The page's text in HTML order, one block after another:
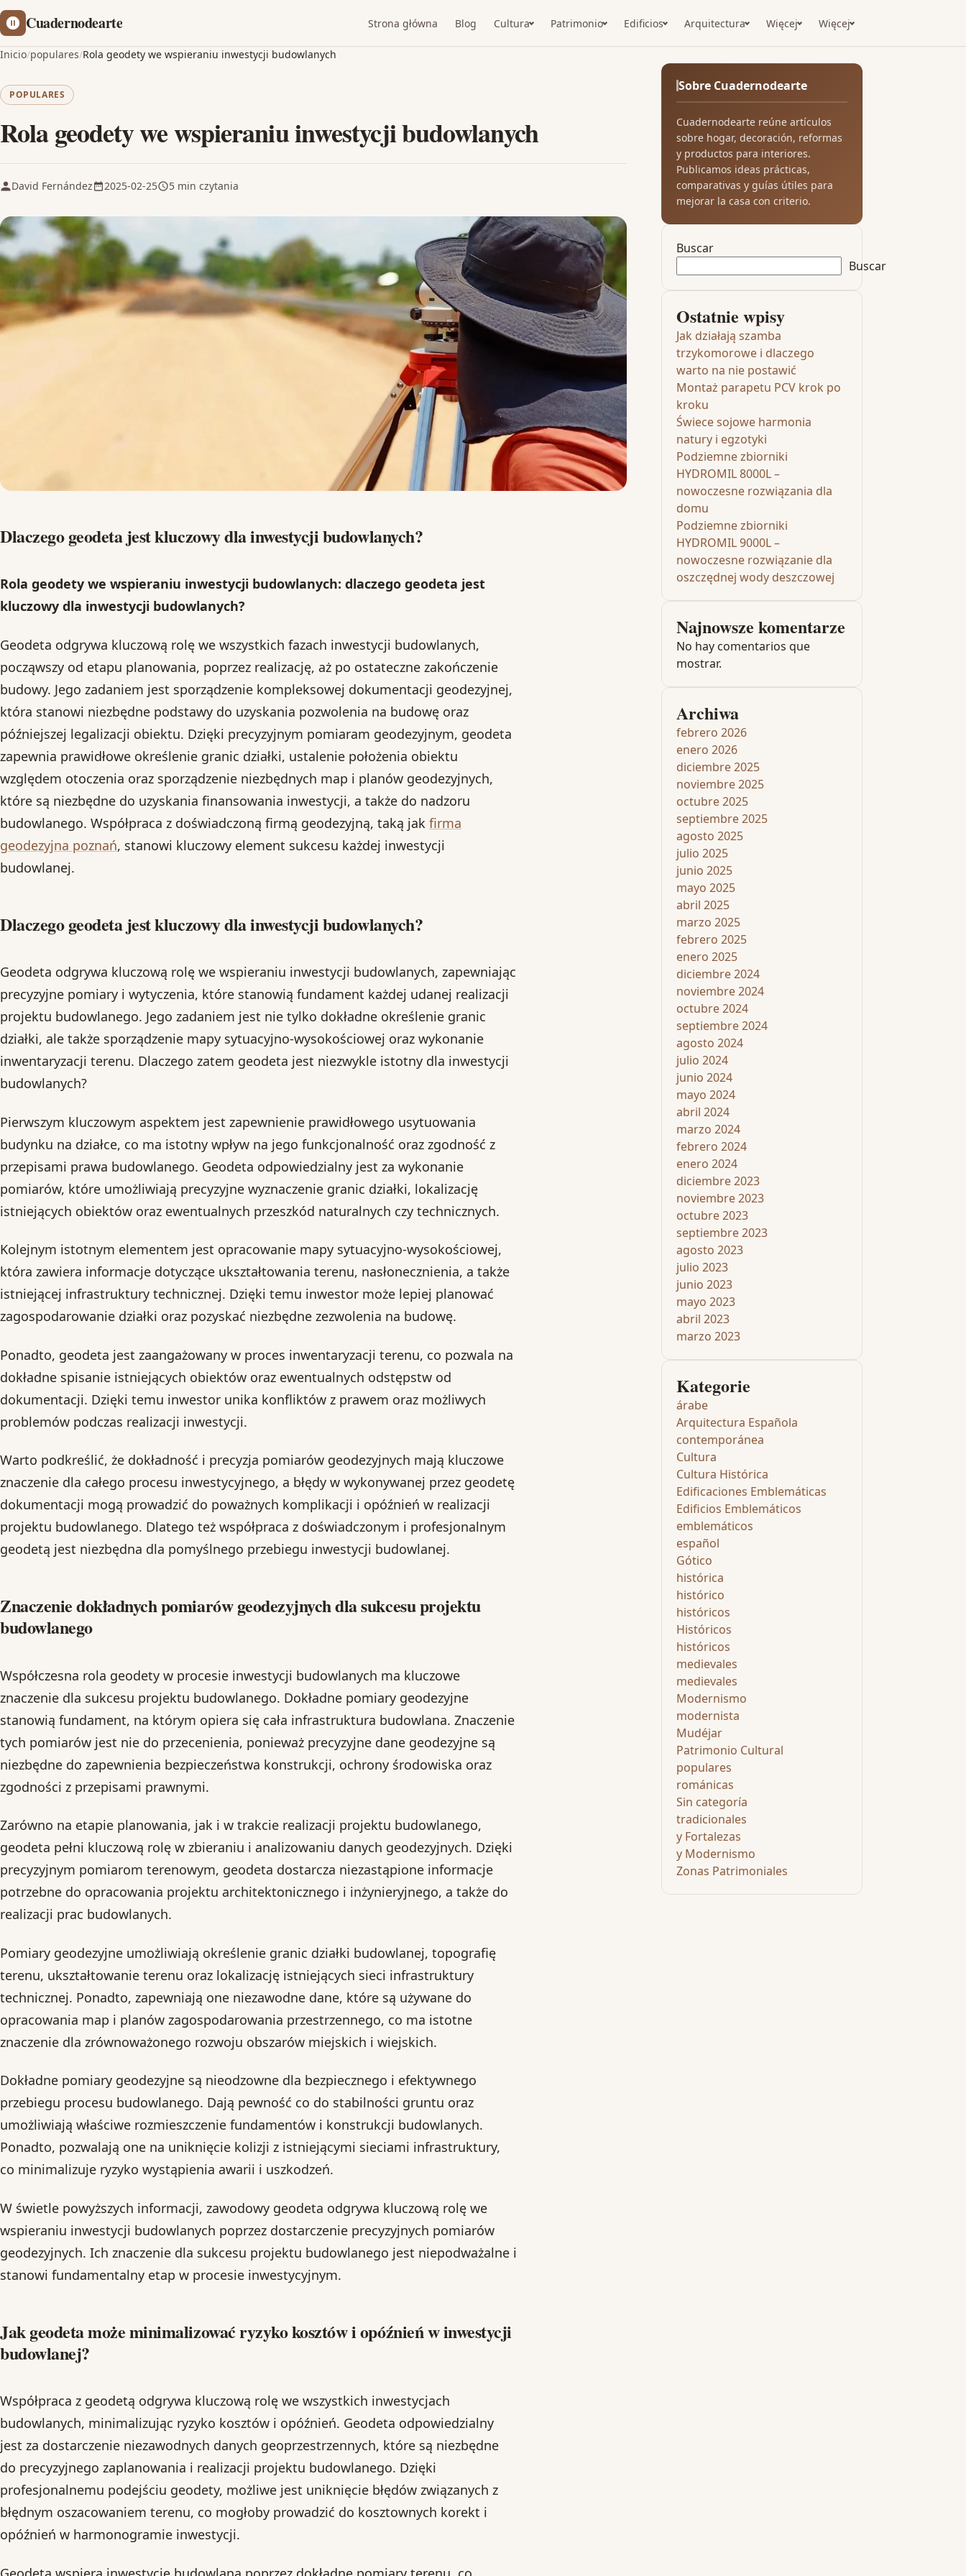
Cuadernodearte Strona główna Blog Cultura Patrimonio Edificios Arquitectura Więcej Więcej
Inicio/populares/Rola geodety we wspieraniu inwestycji budowlanych
POPULARES
Rola geodety we wspieraniu inwestycji budowlanych
David Fernández 2025-02-25 5 min czytania
Dlaczego geodeta jest kluczowy dla inwestycji budowlanych?
Rola geodety we wspieraniu inwestycji budowlanych: dlaczego geodeta jest
kluczowy dla inwestycji budowlanych?
Geodeta odgrywa kluczową rolę we wszystkich fazach inwestycji budowlanych,
począwszy od etapu planowania, poprzez realizację, aż po ostateczne zakończenie
budowy. Jego zadaniem jest sporządzenie kompleksowej dokumentacji geodezyjnej,
która stanowi niezbędne podstawy do uzyskania pozwolenia na budowę oraz
późniejszej legalizacji obiektu. Dzięki precyzyjnym pomiaram geodezyjnym, geodeta
zapewnia prawidłowe określenie granic działki, ustalenie położenia obiektu
względem otoczenia oraz sporządzenie niezbędnych map i planów geodezyjnych,
które są niezbędne do uzyskania finansowania inwestycji, a także do nadzoru
budowlanego. Współpraca z doświadczoną firmą geodezyjną, taką jak firma
geodezyjna poznań, stanowi kluczowy element sukcesu każdej inwestycji
budowlanej.
Dlaczego geodeta jest kluczowy dla inwestycji budowlanych?
Geodeta odgrywa kluczową rolę we wspieraniu inwestycji budowlanych, zapewniając
precyzyjne pomiary i wytyczenia, które stanowią fundament każdej udanej realizacji
projektu budowlanego. Jego zadaniem jest nie tylko dokładne określenie granic
działki, ale także sporządzenie mapy sytuacyjno-wysokościowej oraz wykonanie
inwentaryzacji terenu. Dlaczego zatem geodeta jest niezwykle istotny dla inwestycji
budowlanych?
Pierwszym kluczowym aspektem jest zapewnienie prawidłowego usytuowania
budynku na działce, co ma istotny wpływ na jego funkcjonalność oraz zgodność z
przepisami prawa budowlanego. Geodeta odpowiedzialny jest za wykonanie
pomiarów, które umożliwiają precyzyjne wyznaczenie granic działki, lokalizację
istniejących obiektów oraz ewentualnych przeszkód naturalnych czy technicznych.
Kolejnym istotnym elementem jest opracowanie mapy sytuacyjno-wysokościowej,
która zawiera informacje dotyczące ukształtowania terenu, nasłonecznienia, a także
istniejącej infrastruktury technicznej. Dzięki temu inwestor może lepiej planować
zagospodarowanie działki oraz pozyskać niezbędne zezwolenia na budowę.
Ponadto, geodeta jest zaangażowany w proces inwentaryzacji terenu, co pozwala na
dokładne spisanie istniejących obiektów oraz ewentualnych odstępstw od
dokumentacji. Dzięki temu inwestor unika konfliktów z prawem oraz możliwych
problemów podczas realizacji inwestycji.
Warto podkreślić, że dokładność i precyzja pomiarów geodezyjnych mają kluczowe
znaczenie dla całego procesu inwestycyjnego, a błędy w wykonywanej przez geodetę
dokumentacji mogą prowadzić do poważnych komplikacji i opóźnień w realizacji
projektu budowlanego. Dlatego też współpraca z doświadczonym i profesjonalnym
geodetą jest niezbędna dla pomyślnego przebiegu inwestycji budowlanej.
Znaczenie dokładnych pomiarów geodezyjnych dla sukcesu projektu
budowlanego
Współczesna rola geodety w procesie inwestycji budowlanych ma kluczowe
znaczenie dla sukcesu projektu budowlanego. Dokładne pomiary geodezyjne
stanowią fundament, na którym opiera się cała infrastruktura budowlana. Znaczenie
tych pomiarów jest nie do przecenienia, ponieważ precyzyjne dane geodezyjne są
niezbędne do zapewnienia bezpieczeństwa konstrukcji, ochrony środowiska oraz
zgodności z przepisami prawnymi.
Zarówno na etapie planowania, jak i w trakcie realizacji projektu budowlanego,
geodeta pełni kluczową rolę w zbieraniu i analizowaniu danych geodezyjnych. Dzięki
precyzyjnym pomiarom terenowym, geodeta dostarcza niezastąpione informacje
potrzebne do opracowania projektu architektonicznego i inżynieryjnego, a także do
realizacji prac budowlanych.
Pomiary geodezyjne umożliwiają określenie granic działki budowlanej, topografię
terenu, ukształtowanie terenu oraz lokalizację istniejących sieci infrastruktury
technicznej. Ponadto, zapewniają one niezawodne dane, które są używane do
opracowania map i planów zagospodarowania przestrzennego, co ma istotne
znaczenie dla zrównoważonego rozwoju obszarów miejskich i wiejskich.
Dokładne pomiary geodezyjne są nieodzowne dla bezpiecznego i efektywnego
przebiegu procesu budowlanego. Dają pewność co do stabilności gruntu oraz
umożliwiają właściwe rozmieszczenie fundamentów i konstrukcji budowlanych.
Ponadto, pozwalają one na uniknięcie kolizji z istniejącymi sieciami infrastruktury,
co minimalizuje ryzyko wystąpienia awarii i uszkodzeń.
W świetle powyższych informacji, zawodowy geodeta odgrywa kluczową rolę we
wspieraniu inwestycji budowlanych poprzez dostarczenie precyzyjnych pomiarów
geodezyjnych. Ich znaczenie dla sukcesu projektu budowlanego jest niepodważalne i
stanowi fundamentalny etap w procesie inwestycyjnym.
Jak geodeta może minimalizować ryzyko kosztów i opóźnień w inwestycji
budowlanej?
Współpraca z geodetą odgrywa kluczową rolę we wszystkich inwestycjach
budowlanych, minimalizując ryzyko kosztów i opóźnień. Geodeta odpowiedzialny
jest za dostarczenie niezawodnych danych geoprzestrzennych, które są niezbędne
do precyzyjnego zaplanowania i realizacji projektu budowlanego. Dzięki
profesjonalnemu podejściu geodety, możliwe jest uniknięcie błędów związanych z
błędnym oszacowaniem terenu, co mogłoby prowadzić do kosztownych korekt i
opóźnień w harmonogramie inwestycji.
Sobre Cuadernodearte
Cuadernodearte reúne artículos
sobre hogar, decoración, reformas
y productos para interiores.
Publicamos ideas prácticas,
comparativas y guías útiles para
mejorar la casa con criterio.
Buscar
Buscar
Ostatnie wpisy
Jak działają szamba
trzykomorowe i dlaczego
warto na nie postawić
Montaż parapetu PCV krok po
kroku
Świece sojowe harmonia
natury i egzotyki
Podziemne zbiorniki
HYDROMIL 8000L –
nowoczesne rozwiązania dla
domu
Podziemne zbiorniki
HYDROMIL 9000L –
nowoczesne rozwiązanie dla
oszczędnej wody deszczowej
Najnowsze komentarze
No hay comentarios que
mostrar.
Archiwa
febrero 2026
enero 2026
diciembre 2025
noviembre 2025
octubre 2025
septiembre 2025
agosto 2025
julio 2025
junio 2025
mayo 2025
abril 2025
marzo 2025
febrero 2025
enero 2025
diciembre 2024
noviembre 2024
octubre 2024
septiembre 2024
agosto 2024
julio 2024
junio 2024
mayo 2024
abril 2024
marzo 2024
febrero 2024
enero 2024
diciembre 2023
noviembre 2023
octubre 2023
septiembre 2023
agosto 2023
julio 2023
junio 2023
mayo 2023
abril 2023
marzo 2023
Kategorie
árabe
Arquitectura Española
contemporánea
Cultura
Cultura Histórica
Edificaciones Emblemáticas
Edificios Emblemáticos
emblemáticos
español
Gótico
histórica
histórico
históricos
Históricos
históricos
medievales
medievales
Modernismo
modernista
Mudéjar
Patrimonio Cultural
populares
románicas
Sin categoría
tradicionales
y Fortalezas
y Modernismo
Zonas Patrimoniales